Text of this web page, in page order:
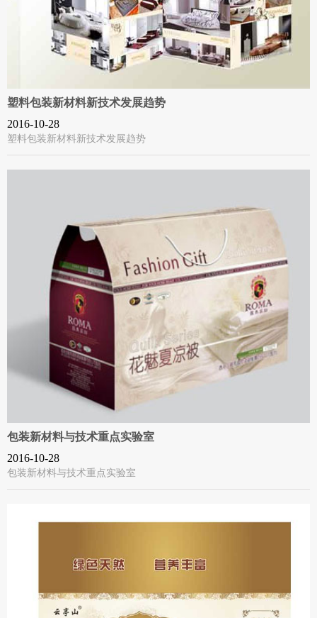
塑料包装新材料新技术发展趋势
2016-10-28
塑料包装新材料新技术发展趋势
包装新材料与技术重点实验室
2016-10-28
包装新材料与技术重点实验室